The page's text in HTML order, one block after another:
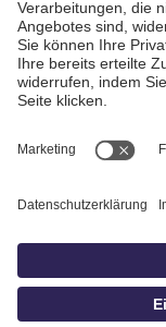
AGB /
idowa